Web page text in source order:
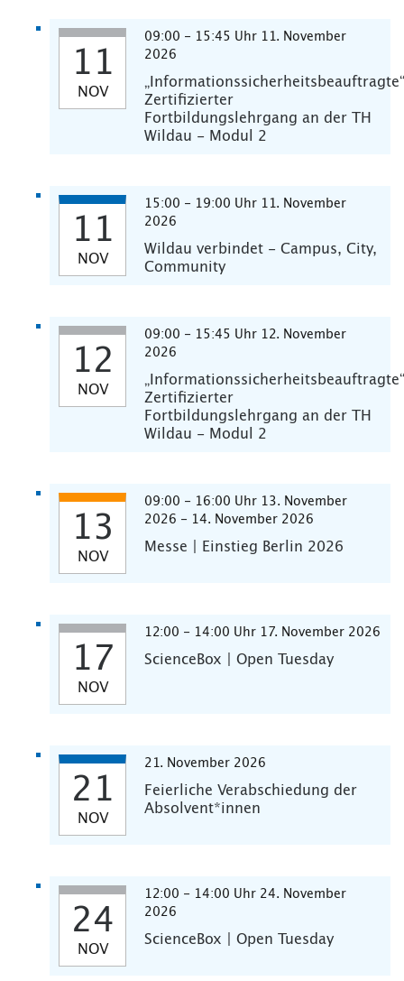
11
NOV
09:00 - 15:45 Uhr 11. November
2026
„Informationssicherheitsbeauftragte“
Zertifizierter
Fortbildungslehrgang an der TH
Wildau - Modul 2
11
NOV
15:00 - 19:00 Uhr 11. November
2026
Wildau verbindet - Campus, City,
Community
12
NOV
09:00 - 15:45 Uhr 12. November
2026
„Informationssicherheitsbeauftragte“
Zertifizierter
Fortbildungslehrgang an der TH
Wildau - Modul 2
13
NOV
09:00 - 16:00 Uhr 13. November
2026 - 14. November 2026
Messe | Einstieg Berlin 2026
17
NOV
12:00 - 14:00 Uhr 17. November 2026
ScienceBox | Open Tuesday
21
NOV
21. November 2026
Feierliche Verabschiedung der
Absolvent*innen
24
NOV
12:00 - 14:00 Uhr 24. November
2026
ScienceBox | Open Tuesday